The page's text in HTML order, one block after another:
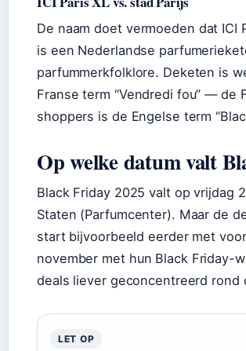
De naam doet vermoeden dat ICI
is een Nederlandse
parfummerkfolklore. Deketen is
Franse term “Vendredi fou” — de
shoppers is de Engelse term
Op welke datum valt
Black Friday 2025 valt op vrijdag
Staten (Parfumcenter). Maar de
start bijvoorbeeld eerder met
november met hun Black Friday-
deals liever geconcentreerd
LET OP